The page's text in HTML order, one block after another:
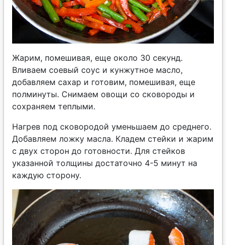
Жарим, помешивая, еще около 30 секунд.
Вливаем соевый соус и кунжутное масло,
добавляем сахар и готовим, помешивая, еще
полминуты. Снимаем овощи со сковороды и
сохраняем теплыми.
Нагрев под сковородой уменьшаем до среднего.
Добавляем ложку масла. Кладем стейки и жарим
с двух сторон до готовности. Для стейков
указанной толщины достаточно 4-5 минут на
каждую сторону.